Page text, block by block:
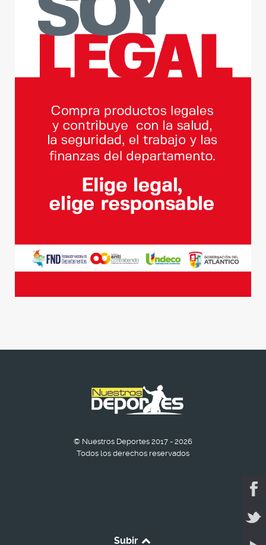
© Nuestros Deportes 2017 - 2026
Todos los derechos reservados
Subir